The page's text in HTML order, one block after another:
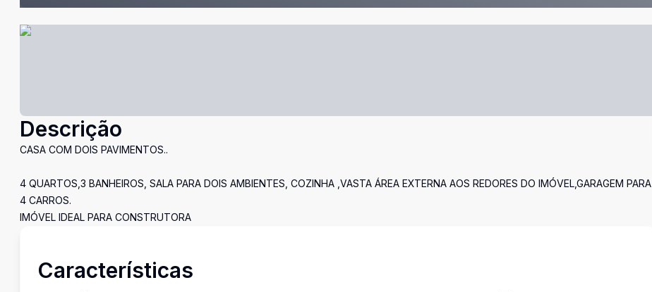
Descrição
CASA COM DOIS PAVIMENTOS..
4 QUARTOS,3 BANHEIROS, SALA PARA DOIS AMBIENTES, COZINHA ,VASTA ÁREA EXTERNA AOS REDORES DO IMÓVEL,GARAGEM PARA
4 CARROS.
IMÓVEL IDEAL PARA CONSTRUTORA
Características